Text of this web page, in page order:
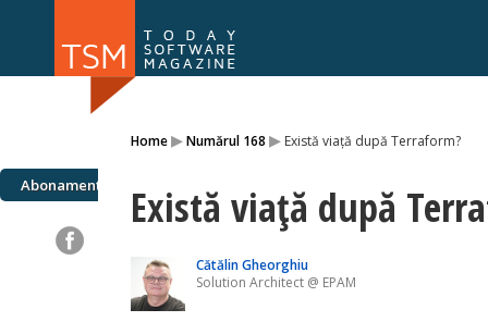
Home▸Numărul 168 ▸ Există viață după Terraform?
Abonamente Există viață după
Cătălin Gheorghiu
Solution Architect @ EPAM